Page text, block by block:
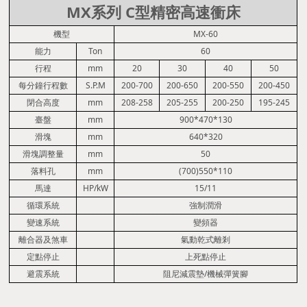
MX系列 C型精密高速衝床
機型
MX-60
能力
Ton
60
行程
mm 20 30 40
50
每分鐘行程數
S.P.M 200-700 200-650 200-550
200-450
閉合高度
mm 208-258 205-255 200-250
195-245
臺盤
mm
900*470*130
滑塊
mm
640*320
滑塊調整量
mm
50
落料孔
mm
(700)550*110
馬達
HP/kW
15/11
循環系統
強制潤滑
變速系統
變頻器
離合器及煞車
氣動乾式離剎
定點停止
上死點停止
避震系統
阻尼減震墊/機械彈簧腳